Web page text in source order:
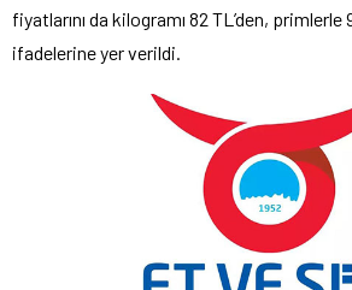
fiyatlarını da kilogramı 82 TL’den, primlerle
ifadelerine yer verildi.